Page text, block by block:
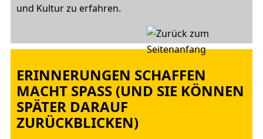
und Kultur zu erfahren.
ERINNERUNGEN SCHAFFEN
MACHT SPASS (UND SIE KÖNNEN S
PÄTER DARAUF Z
URÜCKBLICKEN)